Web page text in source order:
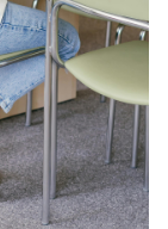
guerre, des
de